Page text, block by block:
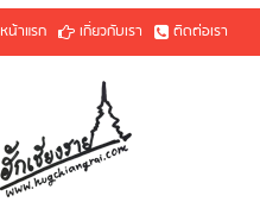
หน้าแรก เกี่ยวกับเรา ติดต่อเรา